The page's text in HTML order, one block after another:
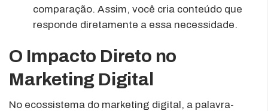
comparação. Assim, você cria conteúdo que
responde diretamente a essa necessidade.
O Impacto Direto no
Marketing Digital
No ecossistema do marketing digital, a palavra-